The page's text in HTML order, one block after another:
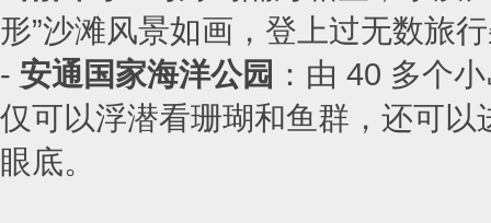
形”沙滩风景如画，登上过无数旅
- 安通国家海洋公园 ：由 40 多个
仅可以浮潜看珊瑚和鱼群，还可
眼底。